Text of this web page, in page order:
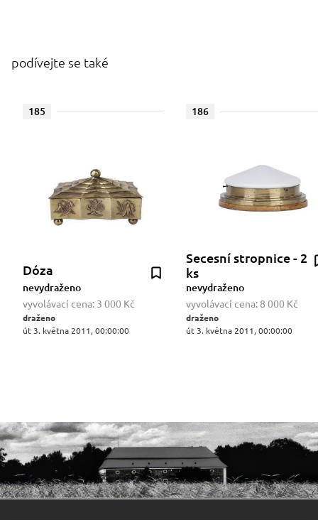
podívejte se také
185
Dóza
nevydraženo
vyvolávací cena: 3 000 Kč
draženo
út 3. května 2011, 00:00:00
186
Secesní stropnice - 2
ks
nevydraženo
vyvolávací cena: 8 000 Kč
draženo
út 3. května 2011, 00:00:00